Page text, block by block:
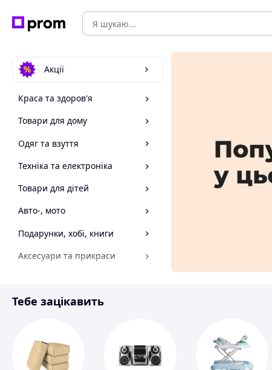
Акції
Краса та здоров'я
Товари для дому
Одяг та взуття
Техніка та електроніка
Товари для дітей
Авто-, мото
Подарунки, хобі, книги
Аксесуари та прикраси
Спорт і відпочинок
Тебе зацікавить